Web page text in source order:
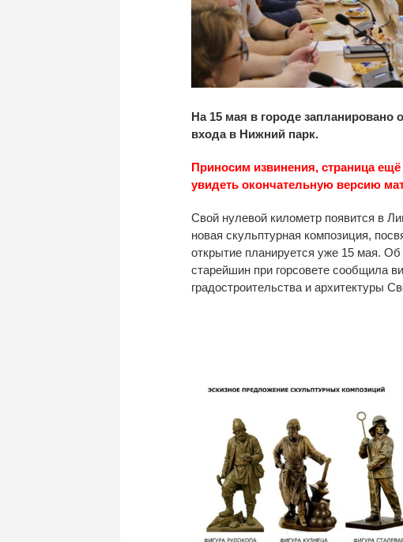
На 15 мая в городе
входа в Нижний парк.
Приносим извинения, страница
увидеть окончательную версию
Свой нулевой километр появится в
новая скульптурная композиция,
открытие планируется уже 15 мая. Об
старейшин при горсовете сообщила
градостроительства и архитектуры